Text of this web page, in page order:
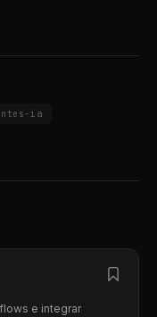
ia
e integrar